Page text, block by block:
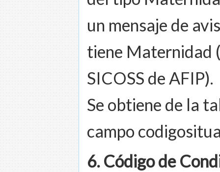
un mensaje de
tiene Maternidad
SICOSS de AFIP).
Se obtiene de la
campo
6. Código de